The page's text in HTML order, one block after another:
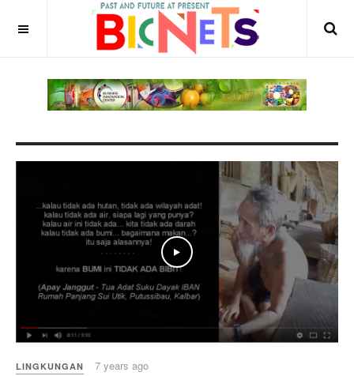
LINGKUNGAN 7 years ago